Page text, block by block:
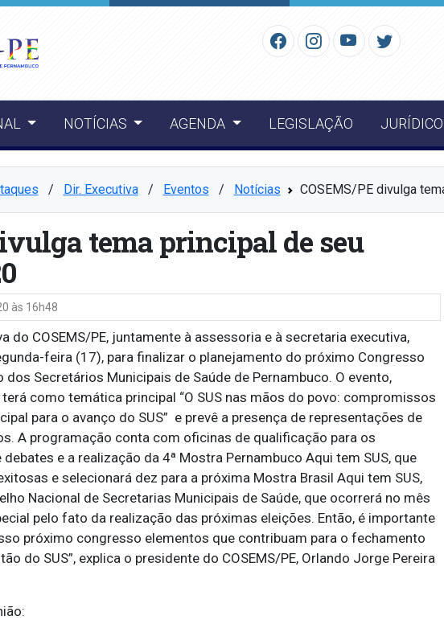
NOTÍCIAS AGENDA LEGISLAÇÃO JURÍDICO
⠀/⠀ Dir. Executiva⠀/⠀ Eventos ⠀/⠀ Notícias COSEMS/PE divulga
tema principal de seu
às 16h48
do COSEMS/PE, juntamente à assessoria e à secretaria executiva,
feira (17), para finalizar o planejamento do próximo Congresso
dos Secretários Municipais de Saúde de Pernambuco. O evento,
como temática principal “O SUS nas mãos do povo: compromissos
para o avanço do SUS” e prevê a presença de representações de
A programação conta com oficinas de qualificação para os
e a realização da 4ª Mostra Pernambuco Aqui tem SUS, que
e selecionará dez para a próxima Mostra Brasil Aqui tem SUS,
Nacional de Secretarias Municipais de Saúde, que ocorrerá no mês
pelo fato da realização das próximas eleições. Então, é importante
próximo congresso elementos que contribuam para o fechamento
do SUS”, explica o presidente do COSEMS/PE, Orlando Jorge Pereira